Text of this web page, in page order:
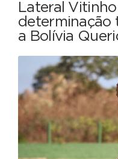
Lateral
determinação
a Bolívia